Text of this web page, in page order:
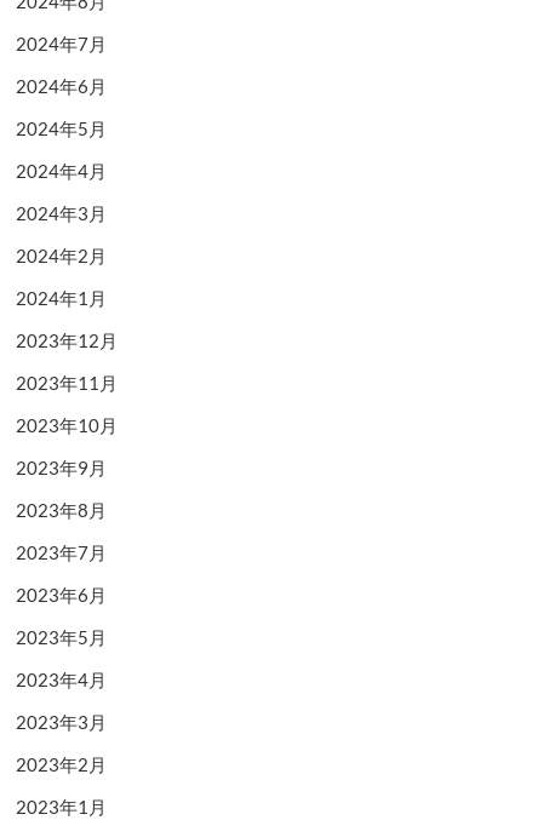
2024年7月
2024年6月
2024年5月
2024年4月
2024年3月
2024年2月
2024年1月
2023年12月
2023年11月
2023年10月
2023年9月
2023年8月
2023年7月
2023年6月
2023年5月
2023年4月
2023年3月
2023年2月
2023年1月